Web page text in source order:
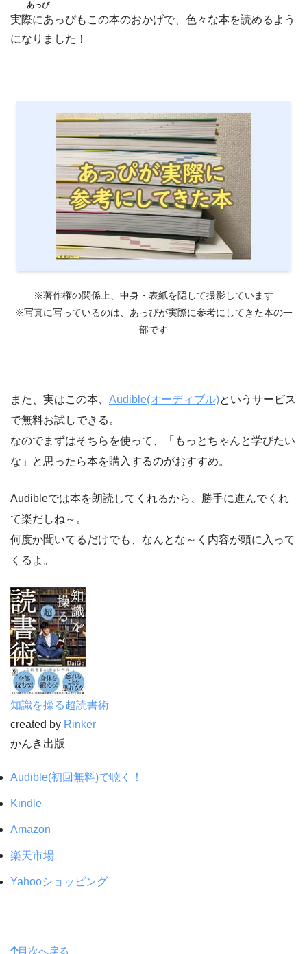
あっぴ
実際にあっぴもこの本のおかげで、色々な本を読めるよう
になりました！
※著作権の関係上、中身・表紙を隠して撮影しています
※写真に写っているのは、あっぴが実際に参考にしてきた本の一
部です
また、実はこの本、 Audible(オーディブル)というサービス
で無料お試しできる。
なのでまずはそちらを使って、「もっとちゃんと学びたい
な」と思ったら本を購入するのがおすすめ。
Audibleでは本を朗読してくれるから、勝手に進んでくれ
て楽だしね～。
何度か聞いてるだけでも、なんとな～く内容が頭に入って
くるよ。
知識を操る超読書術
created by Rinker
かんき出版
Audible(初回無料)で聴く！
Kindle
Amazon
楽天市場
Yahooショッピング
目次へ戻る